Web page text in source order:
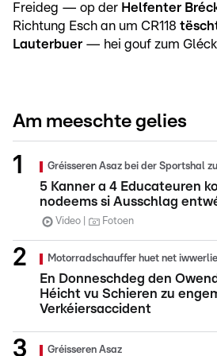
Freideg — op der Helfenter
Richtung Esch an um CR118
Lauterbuer — hei gouf zum
Am meeschte gelies
Gréisseren Asaz bei der Sportshal
5 Kanner a 4 Educateuren
nodeems si Ausschlag
Video Fotoen
Motorradschauffer huet net
En Donneschdeg den
Héicht vu Schieren zu
Verkéiersaccident
Gréisseren Asaz